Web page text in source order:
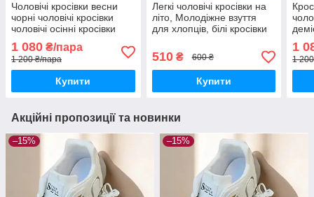
Чоловічі кросівки весни
чорні чоловічі кросівки
чоловічі осінні кросівки
1 080 ₴/пара
1 200 ₴/пара
Купити
Легкі чоловічі кросівки на
літо, Молодіжне взуття
для хлопців, білі кросівки
510₴ 600 ₴
Купити
1
1
Акційні пропозиції та новинки
–15% –15%